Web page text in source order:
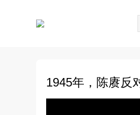
1945年，陈赓反